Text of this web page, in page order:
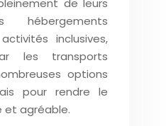
de leurs
hébergements
inclusives,
les transports
options
pour rendre le
et agréable.